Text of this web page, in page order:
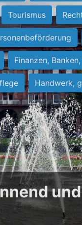
Tourismus
Finanzen,
Handwerk,